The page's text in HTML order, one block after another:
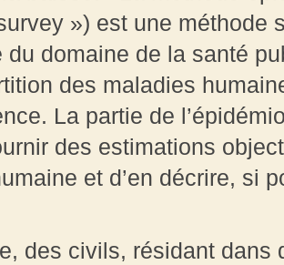
») est une méthode
du domaine de la santé
des maladies
La partie de
des estimations
et d’en décrire, si
des civils, résidant